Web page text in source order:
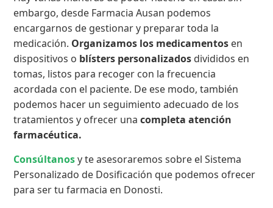
embargo, desde Farmacia Ausan podemos
encargarnos de gestionar y preparar toda la
medicación. Organizamos los medicamentos en
dispositivos o blísters personalizados divididos en
tomas, listos para recoger con la frecuencia
acordada con el paciente. De ese modo, también
podemos hacer un seguimiento adecuado de los
tratamientos y ofrecer unacompleta atención
farmacéutica.
Consúltanosy te asesoraremos sobre el Sistema
Personalizado de Dosificación que podemos ofrecer
para ser tu farmacia en Donosti.